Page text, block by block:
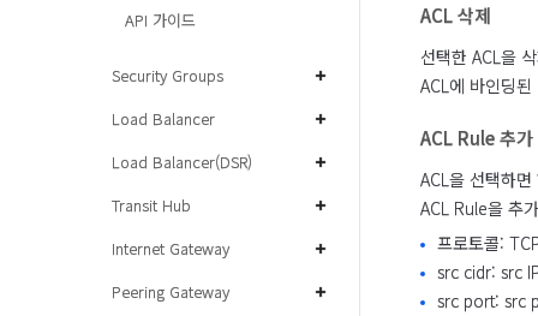
API 가이드
Security Groups
Load Balancer
Load Balancer(DSR)
Transit Hub
Internet Gateway
Peering Gateway
ACL 삭제
선택한 ACL을
ACL에 바인딩
ACL Rule 추가
ACL을 선택하
ACL Rule을 추
프로토콜:
src cidr: src
src port: src